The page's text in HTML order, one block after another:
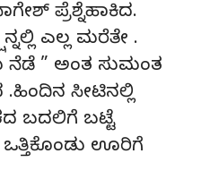
ಪ್ರೆಶ್ನೆಹಾಕಿದ.
ಎಲ್ಲ ಮರೆತೇ .
ನೆಡೆ ” ಅಂತ ಸುಮಂತ
ಸೀಟಿನಲ್ಲಿ
ಬದಲಿಗೆ ಬಟ್ಟೆ
ಒತ್ತಿಕೊಂಡು ಊರಿಗೆ